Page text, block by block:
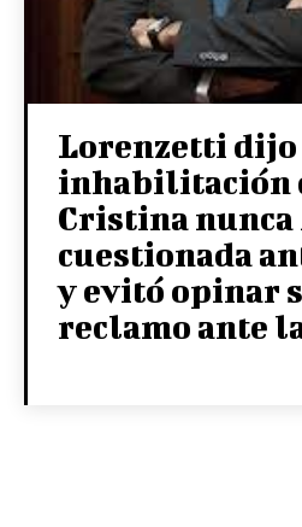
Lorenzetti dijo
inhabilitación
Cristina nunca
cuestionada
y evitó opinar
reclamo ante